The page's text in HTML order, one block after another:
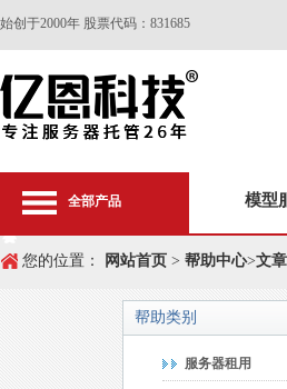
始创于2000年 股票代码：831685
全部产品 模型
您的位置： 网站首页 > 帮助中心>文
帮助类别
服务器租用